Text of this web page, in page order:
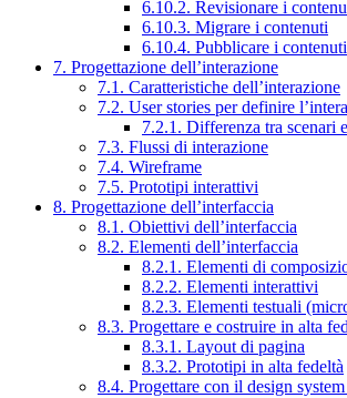
6.10.2. Revisionare i
6.10.3. Migrare i contenuti
6.10.4. Pubblicare i contenuti
7. Progettazione dell’interazione
7.1. Caratteristiche dell’interazione
7.2. User stories per definire
7.2.1. Differenza tra scenari
7.3. Flussi di interazione
7.4. Wireframe
7.5. Prototipi interattivi
8. Progettazione dell’interfaccia
8.1. Obiettivi dell’interfaccia
8.2. Elementi dell’interfaccia
8.2.1. Elementi di
8.2.2. Elementi interattivi
8.2.3. Elementi testuali
8.3. Progettare e costruire in alta
8.3.1. Layout di pagina
8.3.2. Prototipi in alta fedeltà
8.4. Progettare con il design